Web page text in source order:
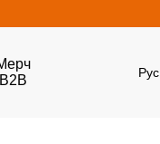
B2B
Рус